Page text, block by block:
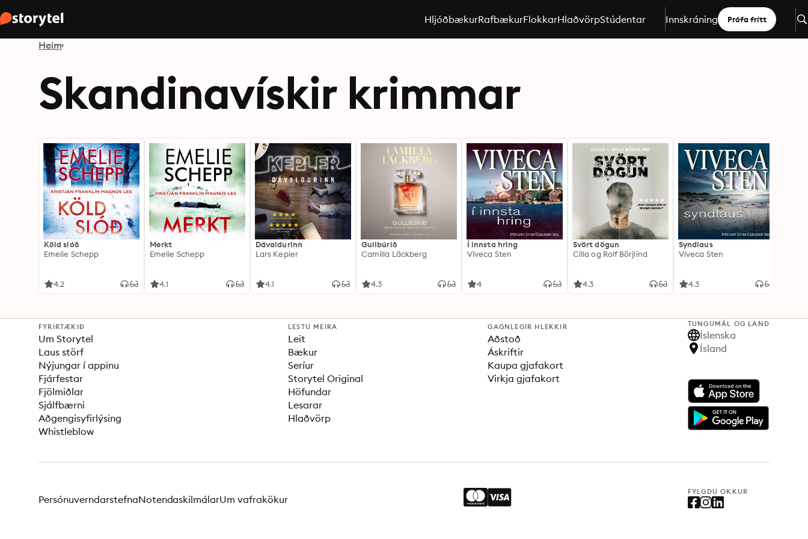
HljóðbækurRafbækurFlokkarHlaðvörpStúdentar Innskráning Prófa frítt
Heim
Skandinavískir krimmar
Köld slóð
Emelie Schepp
4.2
Merkt
Emelie Schepp
4.1
Dávaldurinn
Lars Kepler
4.1
Gullbúrið
Camilla Läckberg
4.3
Í innsta hring
Viveca Sten
4
Svört dögun
Cilla og Rolf Börjlind
4.3
Syndlaus
Viveca Sten
4.3
FYRIRTÆKIÐ
Um Storytel
Laus störf
Nýjungar í appinu
Fjárfestar
Fjölmiðlar
Sjálfbærni
Aðgengisyfirlýsing
Whistleblow
LESTU MEIRA
Leit
Bækur
Seríur
Storytel Original
Höfundar
Lesarar
Hlaðvörp
GAGNLEGIR HLEKKIR
Aðstoð
Áskriftir
Kaupa gjafakort
Virkja gjafakort
TUNGUMÁL OG LAND
Íslenska
Ísland
FYLGDU OKKUR
PersónuverndarstefnaNotendaskilmálarUm vafrakökur